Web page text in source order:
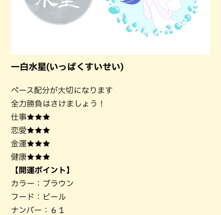
一白水星(いっぱくすいせい)
ペース配分が大切になります
全力勝負はさけましょう！
仕事★★★
恋愛★★★
金運★★★
健康★★★
【開運ポイント】
カラー：ブラウン
フード：ビール
ナンバー：６１